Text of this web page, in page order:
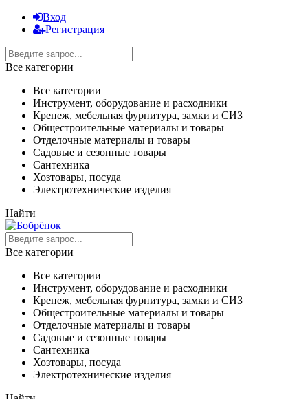
Вход
Регистрация
Все категории
Все категории
Инструмент, оборудование и расходники
Крепеж, мебельная фурнитура, замки и СИЗ
Общестроительные материалы и товары
Отделочные материалы и товары
Садовые и сезонные товары
Сантехника
Хозтовары, посуда
Электротехнические изделия
Найти
Все категории
Все категории
Инструмент, оборудование и расходники
Крепеж, мебельная фурнитура, замки и СИЗ
Общестроительные материалы и товары
Отделочные материалы и товары
Садовые и сезонные товары
Сантехника
Хозтовары, посуда
Электротехнические изделия